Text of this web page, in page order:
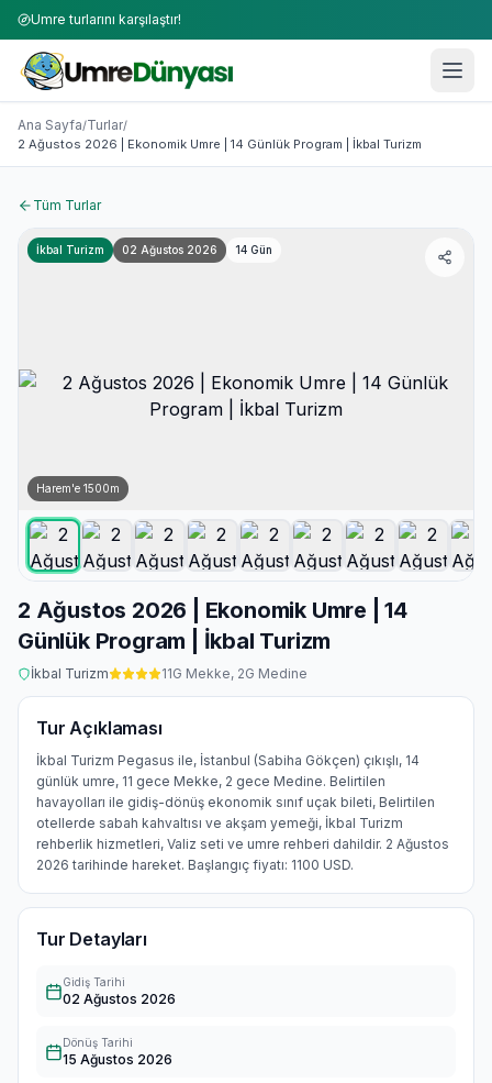
Umre turlarını karşılaştır!
Umre Turları 2026-2027 | 50+ Firma Karşılaştırması
2 Ağustos 2026 | Ekonomik Umre | 14 Günlük Program |
Ana Sayfa/Turlar/
2 Ağustos 2026 | Ekonomik Umre | 14 Günlük Program | İkbal Turizm
Tüm Turlar
İkbal Turizm 02 Ağustos 2026 14 Gün
Harem'e 1500m
2 Ağustos 2026 | Ekonomik Umre | 14
Günlük Program | İkbal Turizm
İkbal Turizm 11G Mekke, 2G Medine
Tur Açıklaması
İkbal Turizm Pegasus ile, İstanbul (Sabiha Gökçen) çıkışlı, 14
günlük umre, 11 gece Mekke, 2 gece Medine. Belirtilen
havayolları ile gidiş-dönüş ekonomik sınıf uçak bileti, Belirtilen
otellerde sabah kahvaltısı ve akşam yemeği, İkbal Turizm
rehberlik hizmetleri, Valiz seti ve umre rehberi dahildir. 2 Ağustos
2026 tarihinde hareket. Başlangıç fiyatı: 1100 USD.
Tur Detayları
Gidiş Tarihi
02 Ağustos 2026
Dönüş Tarihi
15 Ağustos 2026